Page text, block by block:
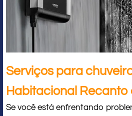
Serviços para
Habitacional Recanto
Se você está enfrentando